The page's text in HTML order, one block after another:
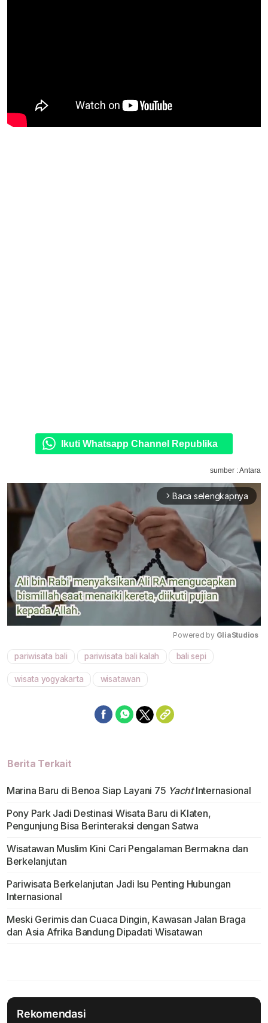
Ikuti Whatsapp Channel Republika
sumber : Antara
arrow_forward_ios Baca selengkapnya
Powered by GliaStudios
pariwisata bali pariwisata bali kalah bali sepi
wisata yogyakarta wisatawan
Berita Terkait
Marina Baru di Benoa Siap Layani 75 YachtInternasional
Pony Park Jadi Destinasi Wisata Baru di Klaten,
Pengunjung Bisa Berinteraksi dengan Satwa
Wisatawan Muslim Kini Cari Pengalaman Bermakna dan
Berkelanjutan
Pariwisata Berkelanjutan Jadi Isu Penting Hubungan
Internasional
Meski Gerimis dan Cuaca Dingin, Kawasan Jalan Braga
dan Asia Afrika Bandung Dipadati Wisatawan
Rekomendasi